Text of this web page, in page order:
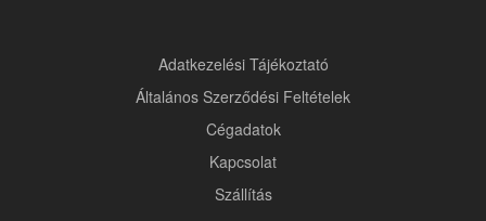
Adatkezelési Tájékoztató
Általános Szerződési Feltételek
Cégadatok
Kapcsolat
Szállítás